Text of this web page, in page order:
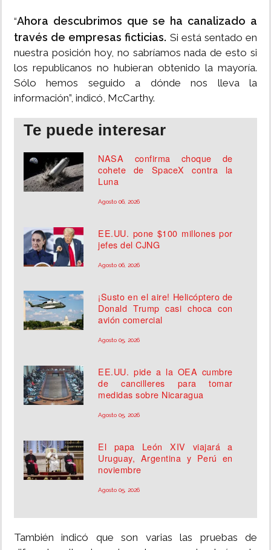
“Ahora descubrimos que se ha canalizado a
través de empresas ficticias. Si está sentado en
nuestra posición hoy, no sabríamos nada de esto si
los republicanos no hubieran obtenido la mayoría.
Sólo hemos seguido a dónde nos lleva la
información”, indicó, McCarthy.
Te puede interesar
NASA confirma choque de
cohete de SpaceX contra la
Luna
Agosto 06, 2026
EE.UU. pone $100 millones por
jefes del CJNG
Agosto 06, 2026
¡Susto en el aire! Helicóptero de
Donald Trump casi choca con
avión comercial
Agosto 05, 2026
EE.UU. pide a la OEA cumbre
de cancilleres para tomar
medidas sobre Nicaragua
Agosto 05, 2026
El papa León XIV viajará a
Uruguay, Argentina y Perú en
noviembre
Agosto 05, 2026
También indicó que son varias las pruebas de